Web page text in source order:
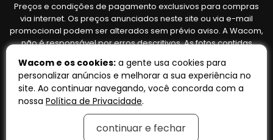
Preços e condições de pagamento exclusivos para compras
via internet. Os preços anunciados neste site ou via e-mail
promocional podem ser alterados sem prévio aviso. A Wacom,
não é responsável por erros descritivos. As fotos contidas
variar de acordo com o fornecedor/lote do fabricante. Ofertas
válidas até o término de nossos estoques. Vendas sujeitas à
análise e confirmação de dados.
Wacom e os cookies: a gente usa cookies para
personalizar anúncios e melhorar a sua experiência no
site. Ao continuar navegando, você concorda com a
nossa Política de Privacidade.
continuar e fechar